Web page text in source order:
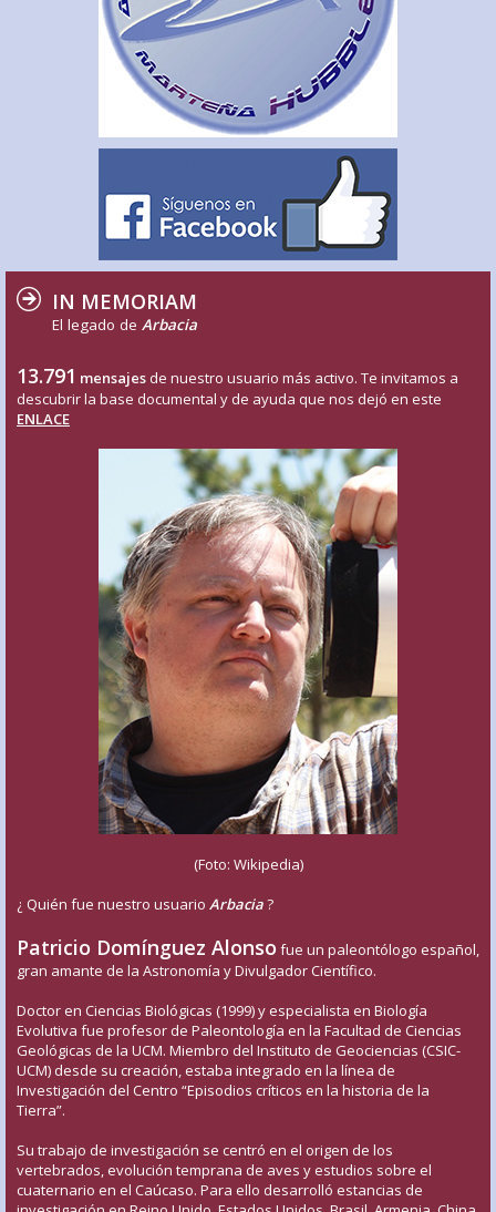
IN MEMORIAM
El legado de Arbacia
13.791 mensajes de nuestro usuario más activo. Te invitamos a
descubrir la base documental y de ayuda que nos dejó en este
ENLACE
(Foto: Wikipedia)
¿ Quién fue nuestro usuario Arbacia?
Patricio Domínguez Alonso fue un paleontólogo español,
gran amante de la Astronomía y Divulgador Científico.
Doctor en Ciencias Biológicas (1999) y especialista en Biología
Evolutiva fue profesor de Paleontología en la Facultad de Ciencias
Geológicas de la UCM. Miembro del Instituto de Geociencias (CSIC-
UCM) desde su creación, estaba integrado en la línea de
Investigación del Centro “Episodios críticos en la historia de la
Tierra”.
Su trabajo de investigación se centró en el origen de los
vertebrados, evolución temprana de aves y estudios sobre el
cuaternario en el Caúcaso. Para ello desarrolló estancias de